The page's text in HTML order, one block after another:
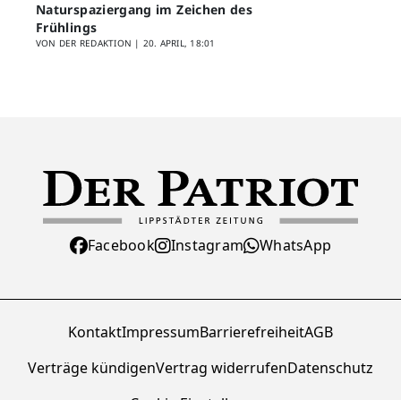
Naturspaziergang im Zeichen des
Frühlings
VON DER REDAKTION | 20. APRIL, 18:01
Facebook Instagram WhatsApp
KontaktImpressumBarrierefreiheitAGB
Verträge kündigenVertrag widerrufenDatenschutz